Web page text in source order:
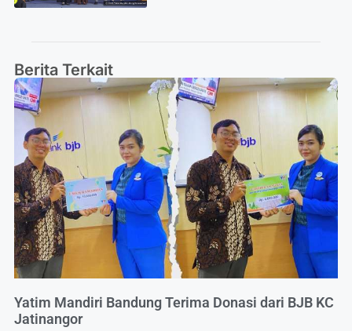
Berita Terkait
Yatim Mandiri Bandung Terima Donasi dari BJB KC
Jatinangor